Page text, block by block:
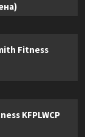
Fitness
KFPLWCP